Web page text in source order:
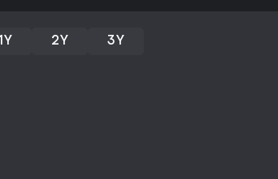
elegidas, con
Con reseñas
aprobación de
positivos, con
2Y 3Y